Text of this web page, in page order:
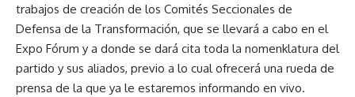
trabajos de creación de los Comités Seccionales de
Defensa de la Transformación, que se llevará a cabo en el
Expo Fórum y a donde se dará cita toda la nomenklatura del
partido y sus aliados, previo a lo cual ofrecerá una rueda de
prensa de la que ya le estaremos informando en vivo.